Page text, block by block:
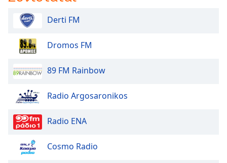
Background
Color
Opacity
Background
Color
Opacity
Derti FM
Dromos FM
89 FM Rainbow
Radio Argosaronikos
Radio ENA
Cosmo Radio